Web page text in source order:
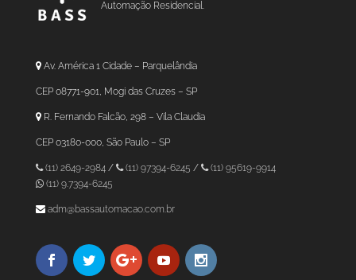
Automação Residencial.
Av. América 1 Cidade – Parquelândia
CEP 08771-901, Mogi das Cruzes – SP
R. Fernando Falcão, 298 – Vila Claudia
CEP 03180-000, São Paulo – SP
(11) 2649-2984 / (11) 97394-6245 /
(11) 95619-9914
(11) 9.7394-6245
adm@bassautomacao.com.br